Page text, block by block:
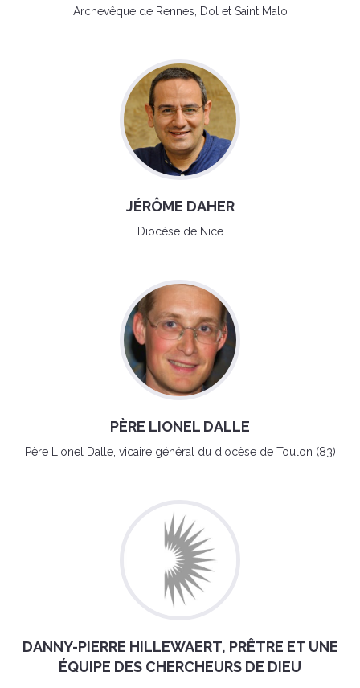
Archevêque de Rennes, Dol et Saint Malo
JÉRÔME DAHER
Diocèse de Nice
PÈRE LIONEL DALLE
Père Lionel Dalle, vicaire général du diocèse de Toulon (83)
DANNY-PIERRE HILLEWAERT, PRÊTRE ET UNE
ÉQUIPE DES CHERCHEURS DE DIEU